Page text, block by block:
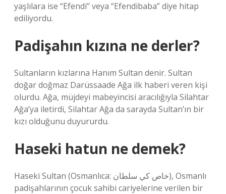
yaşlılara ise “Efendi” veya “Efendibaba” diye hitap
ediliyordu.
Padişahın kızına ne derler?
Sultanların kızlarına Hanım Sultan denir. Sultan
doğar doğmaz Darüssaade Ağa ilk haberi veren kişi
olurdu. Ağa, müjdeyi mabeyincisi aracılığıyla Silahtar
Ağa’ya iletirdi, Silahtar Ağa da sarayda Sultan’ın bir
kızı olduğunu duyururdu.
Haseki hatun ne demek?
Haseki Sultan (Osmanlıca: خاص کي سلطان), Osmanlı
padişahlarının çocuk sahibi cariyelerine verilen bir